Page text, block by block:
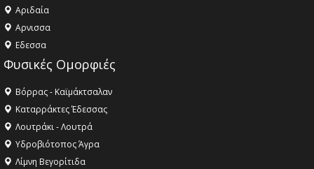
Αριδαία
Aρνισσα
Eδεσσα
Φυσικές Ομορφιές
Βόρρας - Καϊμάκτσαλαν
Καταρράκτες Έδεσσας
Λουτράκι - Λουτρά
Υδροβιότοπος Άγρα
Λίμνη Βεγορίτιδα